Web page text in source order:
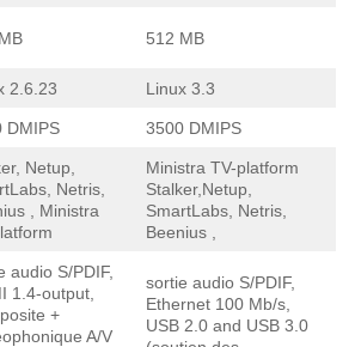
512 MB
2.6.23 Linux 3.3
DMIPS 3500 DMIPS
Netup,
Netris,
, Ministra
Ministra TV-platform
Stalker,Netup,
SmartLabs, Netris,
Beenius ,
audio S/PDIF,
1.4-output,
+
A/V
sortie audio S/PDIF,
Ethernet 100 Mb/s,
USB 2.0 and USB 3.0